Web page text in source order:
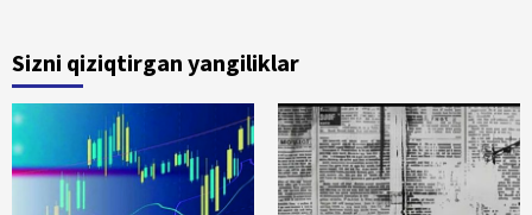
Sizni qiziqtirgan yangiliklar